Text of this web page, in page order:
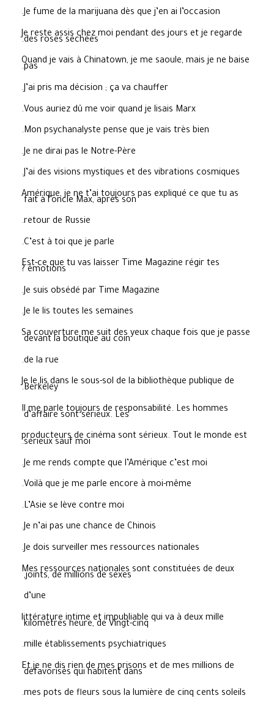
Je fume de la marijuana dès que j’en ai l’occasion.
Je reste assis chez moi pendant des jours et je regarde
des roses séchées.
Quand je vais à Chinatown, je me saoule, mais je ne baise
pas.
J’ai pris ma décision ; ça va chauffer.
Vous auriez dû me voir quand je lisais Marx.
Mon psychanalyste pense que je vais très bien.
Je ne dirai pas le Notre-Père.
J’ai des visions mystiques et des vibrations cosmiques.
Amérique, je ne t’ai toujours pas expliqué ce que tu as
fait à l’oncle Max, après son
retour de Russie.
C’est à toi que je parle.
Est-ce que tu vas laisser Time Magazine régir tes
émotions ?
Je suis obsédé par Time Magazine.
Je le lis toutes les semaines.
Sa couverture me suit des yeux chaque fois que je passe
devant la boutique au coin
de la rue.
Je le lis dans le sous-sol de la bibliothèque publique de
Berkeley.
Il me parle toujours de responsabilité. Les hommes
d’affaire sont sérieux. Les
producteurs de cinéma sont sérieux. Tout le monde est
sérieux sauf moi.
Je me rends compte que l’Amérique c’est moi.
Voilà que je me parle encore à moi-même.
L’Asie se lève contre moi.
Je n’ai pas une chance de Chinois.
Je dois surveiller mes ressources nationales.
Mes ressources nationales sont constituées de deux
joints, de millions de sexes,
d’une
littérature intime et impubliable qui va à deux mille
kilomètres heure, de Vingt-cinq
mille établissements psychiatriques.
Et je ne dis rien de mes prisons et de mes millions de
défavorisés qui habitent dans
mes pots de fleurs sous la lumière de cinq cents soleils.